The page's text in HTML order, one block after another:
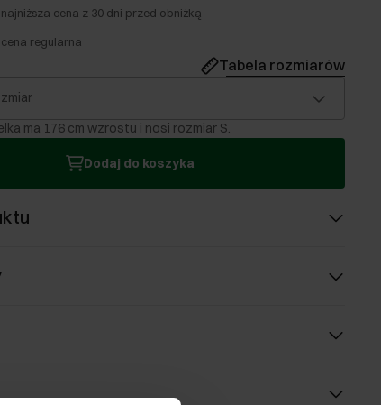
najniższa cena z 30 dni przed obniżką
cena regularna
Tabela rozmiarów
ma 176 cm wzrostu i nosi rozmiar S.
Dodaj do koszyka